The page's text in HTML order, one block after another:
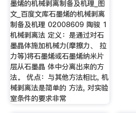
墨烯的机械剥离制备及机理_图
文_百度文库石墨烯的机械剥离
制备及机理 02008609 陶骏 1
机械剥离法 定义：是通过对石
墨晶体施加机械力(摩擦力、 拉
力等)将石墨烯或石墨烯纳米片
层从石墨晶 体中分离出来的方
法。 优点：与其他方法相比, 机
械剥离法是简单的 方法, 对实验
室条件的要求非常